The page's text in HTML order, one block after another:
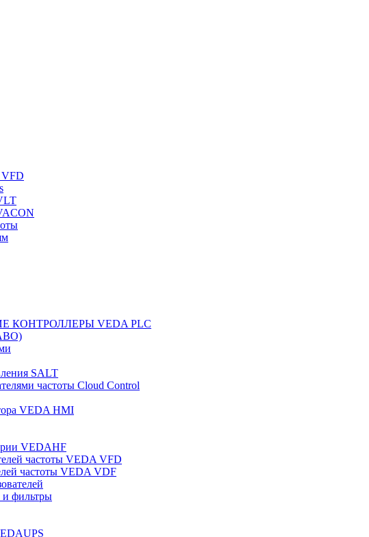
VFD
КОНТРОЛЛЕРЫ VEDA PLC
SALT
частоты Cloud Control
VEDA HMI
VEDAHF
частоты VEDA VFD
частоты VEDA VDF
и фильтры